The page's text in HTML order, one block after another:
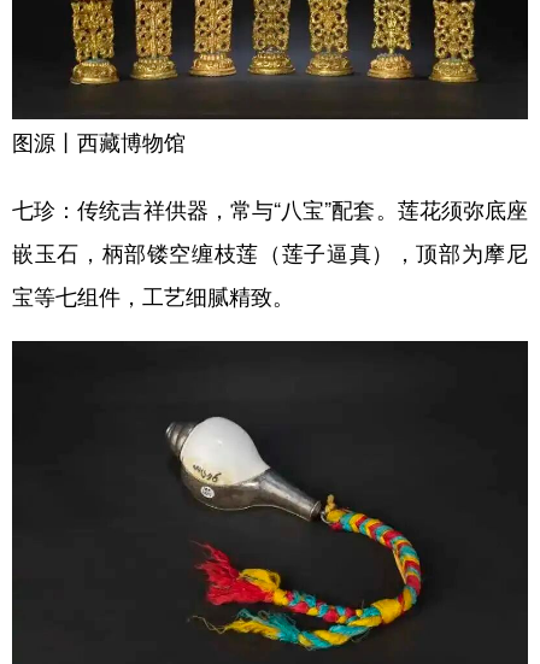
图源丨西藏博物馆
七珍：传统吉祥供器，常与“八宝”配套。莲花须弥底座
嵌玉石，柄部镂空缠枝莲（莲子逼真），顶部为摩尼
宝等七组件，工艺细腻精致。